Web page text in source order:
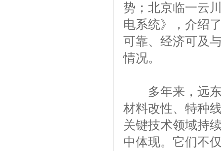
势；北京临一云
电系统》，介绍
可靠、经济可及
情况。
多年来，远东
材料改性、特种
关键技术领域持
中体现。它们不